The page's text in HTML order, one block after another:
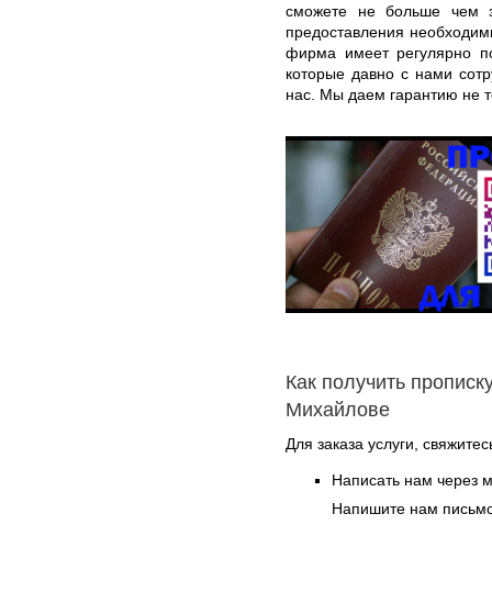
сможете не больше чем
предоставления
фирма имеет регулярно
которые давно с нами
нас. Мы даем гарантию не
Как получить
Михайлове
Для заказа услуги,
Написать нам через
Напишите нам